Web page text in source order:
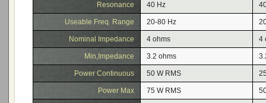
Resonance 40 Hz
Useable Freq. Range 20-80 Hz
Nominal Impedance 4 ohms 4
Min,Impedance 3.2 ohms
Power Continuous 50 W RMS
Power Max 75 W RMS